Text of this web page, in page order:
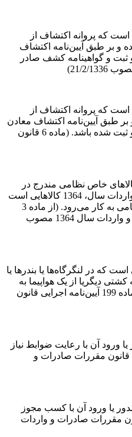
که پروانه اکتشاف از
و بر طبق آیین‌نامه اکتشاف
و گواهینامه کشف صادر
که پروانه اکتشاف از
طبق آیین‌نامه اکتشاف معادن
عمل کرده و کشف معدن به نام او ثبت شده باشد. (ماده 6 قانون
خاص نظامی مندرج در
ماده 3 قانون مقررات صادرات و واردات سال، 1364 کالاهایی است
که منحصراً در امور نظامی یا انتظامی به کار می‌رود. (از ماده 3
آیین‌نامه اجرایی مقررات صادرات و واردات سال 1364 مصوب
است که در لنگرگاه‌ها یا بندرها یا
دیگریا از یک هواپیما به
هواپیمایی دیگر انتقال داده شود. (ماده 199 آیین‌نامه اجرایی قانون
ورود آن با رعایت ضوابط نیاز
به کسب مجوز ندارد. (بند 1 ماده 2 قانون مقررات صادرات و
یا ورود آن با کسب مجوز
است. (بند 2 ماده 2 قانون مقررات صادرات و واردات